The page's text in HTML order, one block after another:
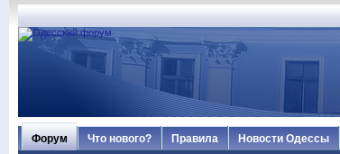
Форум Что нового? Правила Новости Одессы